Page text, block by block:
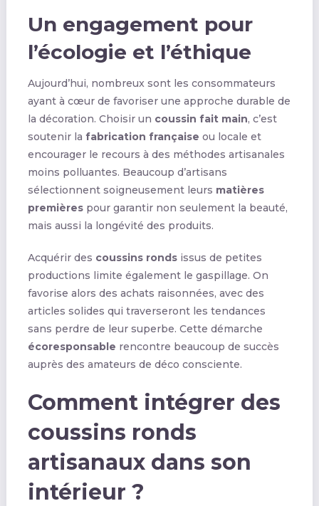
Un engagement pour
l’écologie et l’éthique
Aujourd’hui, nombreux sont les consommateurs
ayant à cœur de favoriser une approche durable de
la décoration. Choisir un coussin fait main, c’est
soutenir la fabrication française ou locale et
encourager le recours à des méthodes artisanales
moins polluantes. Beaucoup d’artisans
sélectionnent soigneusement leurs matières
premièrespour garantir non seulement la beauté,
mais aussi la longévité des produits.
Acquérir des coussins rondsissus de petites
productions limite également le gaspillage. On
favorise alors des achats raisonnées, avec des
articles solides qui traverseront les tendances
sans perdre de leur superbe. Cette démarche
écoresponsable rencontre beaucoup de succès
auprès des amateurs de déco consciente.
Comment intégrer des
coussins ronds
artisanaux dans son
intérieur ?